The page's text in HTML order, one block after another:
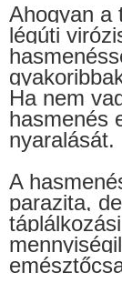
Ahogyan a
légúti
Ha nem
hasmenés
nyaralását.
A
parazita,